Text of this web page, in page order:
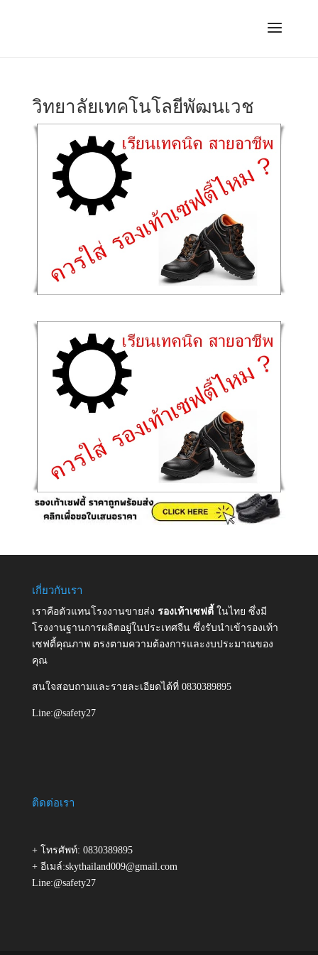
วิทยาลัยเทคโนโลยีพัฒนเวช
เกี่ยวกับเรา
เราคือตัวแทนโรงงานขายส่ง รองเท้าเซฟตี้ ในไทย ซึ่งมี
โรงงานฐานการผลิตอยู่ในประเทศจีน ซึ่งรับนำเข้ารองเท้า
เซฟตี้คุณภาพ ตรงตามความต้องการและงบประมาณของ
คุณ
สนใจสอบถามและรายละเอียดได้ที่ 0830389895
Line:@safety27
ติดต่อเรา
+ โทรศัพท์: 0830389895
+ อีเมล์:skythailand009@gmail.com
Line:@safety27